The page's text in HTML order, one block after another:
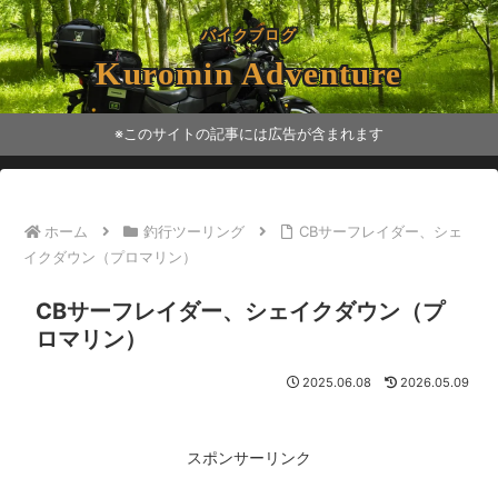
バイクブログ
Kuromin Adventure
※このサイトの記事には広告が含まれます
ホーム 釣行ツーリング
CBサーフレイダー、シェ
イクダウン（プロマリン）
CBサーフレイダー、シェイクダウン（プ
ロマリン）
2025.06.08 2026.05.09
スポンサーリンク